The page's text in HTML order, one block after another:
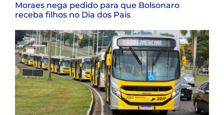
Moraes nega pedido para que Bolsonaro
receba filhos no Dia dos Pais